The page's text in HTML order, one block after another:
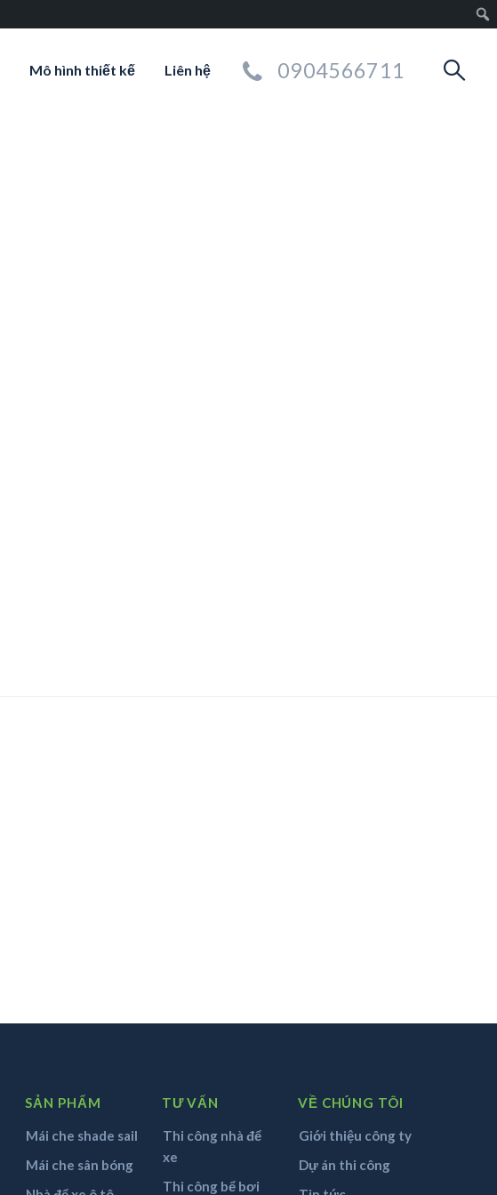
Mô hình thiết kế Liên hệ 0904566711
SẢN PHẨM
Mái che shade sail
Mái che sân bóng
TƯ VẤN
Thi công nhà để
xe
Thi công bể bơi
VỀ CHÚNG TÔI
Giới thiệu công ty
Dự án thi công